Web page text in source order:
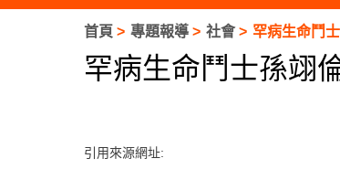
首頁 專題報導 社會 罕病生命鬥
罕病生命鬥士孫翊
引用來源網址: